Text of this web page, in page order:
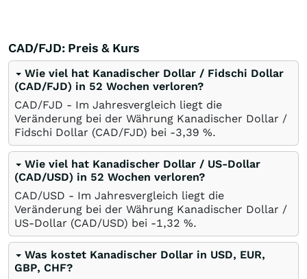
CAD/FJD: Preis & Kurs
Wie viel hat Kanadischer Dollar / Fidschi Dollar
(CAD/FJD) in 52 Wochen verloren?
CAD/FJD - Im Jahresvergleich liegt die
Veränderung bei der Währung Kanadischer Dollar /
Fidschi Dollar (CAD/FJD) bei -3,39 %.
Wie viel hat Kanadischer Dollar / US-Dollar
(CAD/USD) in 52 Wochen verloren?
CAD/USD - Im Jahresvergleich liegt die
Veränderung bei der Währung Kanadischer Dollar /
US-Dollar (CAD/USD) bei -1,32 %.
Was kostet Kanadischer Dollar in USD, EUR,
GBP, CHF?